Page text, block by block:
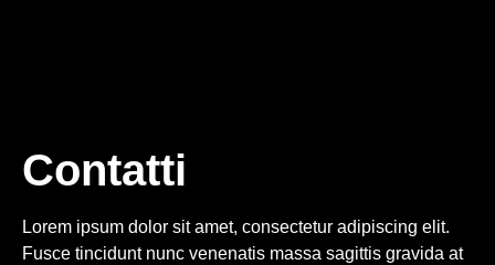
Contatti
Lorem ipsum dolor sit amet, consectetur adipiscing elit.
Fusce tincidunt nunc venenatis massa sagittis gravida at